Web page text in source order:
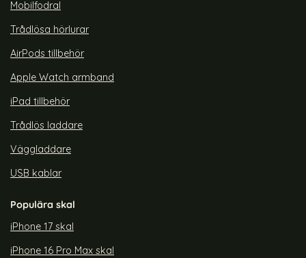
Mobilfodral
Trådlösa hörlurar
AirPods tillbehör
Apple Watch armband
iPad tillbehör
Trådlös laddare
Väggladdare
USB kablar
Populära skal
iPhone 17 skal
iPhone 16 Pro Max skal